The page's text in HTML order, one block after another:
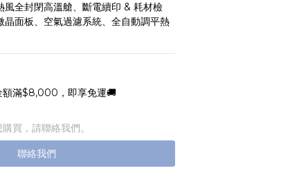
風全封閉高溫艙、斷電續印 & 耗材檢
晶面板、空氣過濾系統、全自動調平熱
額滿$8,000，即享免運🚚
買，請聯絡我們。
聯絡我們